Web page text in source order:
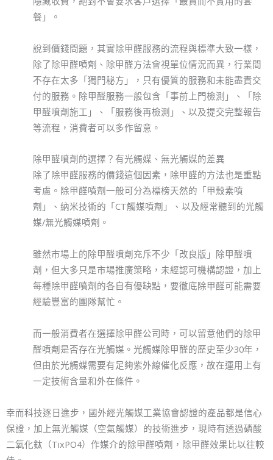
餐」。
說到價錢問題，其實除甲醛服務的流程與標準大致一樣，
除了除甲醛噴劑、除甲醛方法會視單位情況而異，行業間
不存在太多「獨門秘方」，只有優質的服務和未能盡責交
付的服務。除甲醛服務一般包含「事前上門檢測」、「除
甲醛噴劑施工」、「服務後再檢測」、以及提交完整報告
等流程，消費者可以多作留意。
除甲醛噴劑的選擇？有光觸媒、無光觸媒的差異
除了除甲醛服務的價錢這個因素，除甲醛的方法也是重點
考慮。除甲醛噴劑一般可分為標榜天然的「甲殼素噴
劑」、納米技術的「CT觸媒噴劑」、以及經常聽到的光觸
媒/無光觸媒噴劑。
雖然市場上的除甲醛噴劑充斥不少「改良版」除甲醛噴
劑，但大多只是市場推廣策略，未經認可機構認證，加上
每種除甲醛噴劑的各自有優缺點，要徹底除甲醛可能需要
經驗豐富的團隊幫忙。
而一般消費者在選擇除甲醛公司時，可以留意他們的除甲
醛噴劑是否存在光觸媒。光觸媒除甲醛的歷史至少30年，
但由於光觸媒需要有足夠紫外線催化反應，故在運用上有
一定技術含量和外在條件。
幸而科技逐日進步，國外經光觸媒工業協會認證的產品都是信心
保證，加上無光觸媒（空氣觸媒）的技術進步，現時有透過磷酸
二氧化鈦（TixPO4）作媒介的除甲醛噴劑，除甲醛效果比以往較